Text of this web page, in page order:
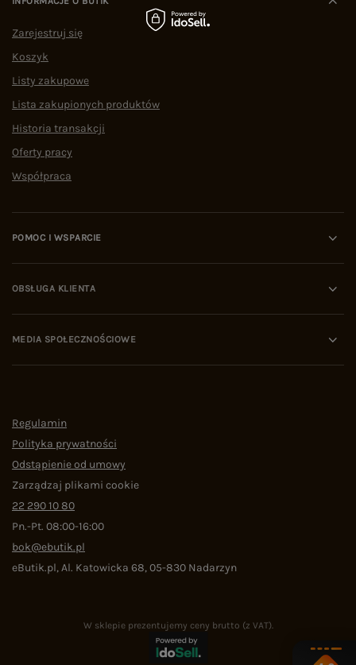
Zarejestruj się
Koszyk
Listy zakupowe
Lista zakupionych produktów
Historia transakcji
Oferty pracy
Współpraca
POMOC I WSPARCIE
OBSŁUGA KLIENTA
MEDIA SPOŁECZNOŚCIOWE
Regulamin
Polityka prywatności
Odstąpienie od umowy
Zarządzaj plikami cookie
22 290 10 80
Pn.-Pt. 08:00-16:00
bok@ebutik.pl
eButik.pl,Al. Katowicka 68,05-830 Nadarzyn
W sklepie prezentujemy ceny brutto (z VAT).